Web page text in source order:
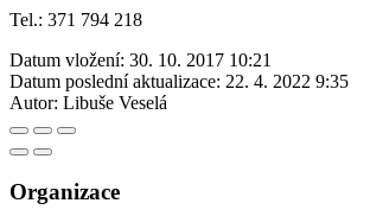
Tel.: 371 794 218
Datum vložení: 30. 10. 2017 10:21
Datum poslední aktualizace: 22. 4. 2022 9:35
Autor: Libuše Veselá
Organizace